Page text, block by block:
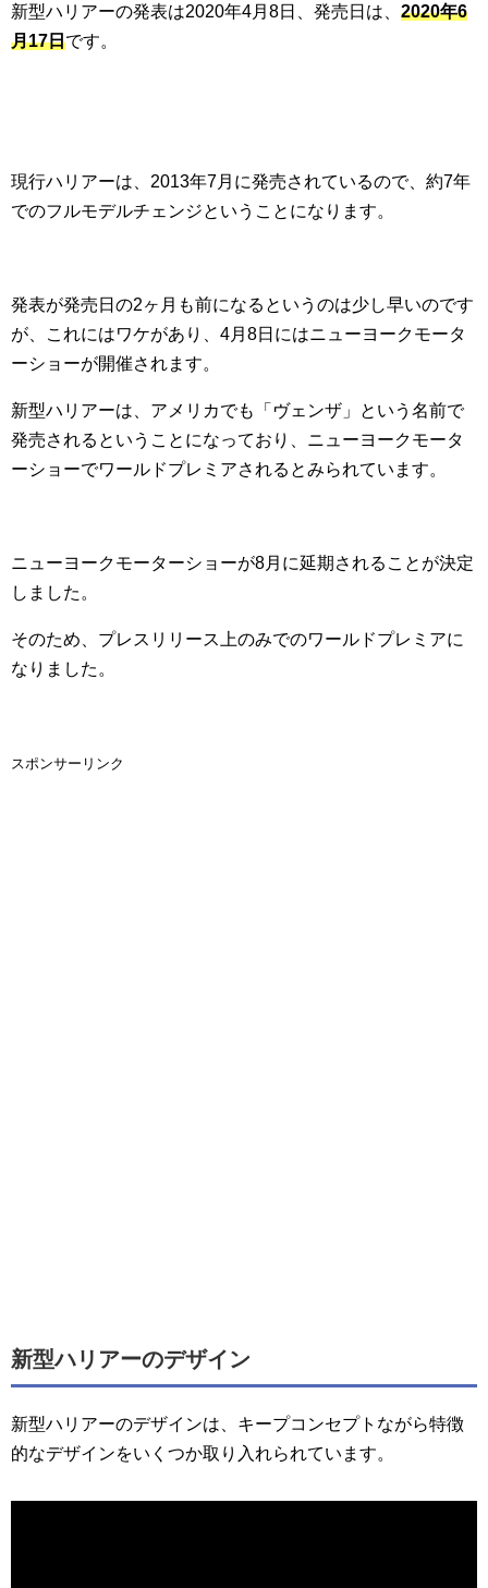
新型ハリアーの発表は2020年4月8日、発売日は、 2020年6
月17日です。
現行ハリアーは、2013年7月に発売されているので、約7年
でのフルモデルチェンジということになります。
発表が発売日の2ヶ月も前になるというのは少し早いのです
が、これにはワケがあり、4月8日にはニューヨークモータ
ーショーが開催されます。
新型ハリアーは、アメリカでも「ヴェンザ」という名前で
発売されるということになっており、ニューヨークモータ
ーショーでワールドプレミアされるとみられています。
ニューヨークモーターショーが8月に延期されることが決定
しました。
そのため、プレスリリース上のみでのワールドプレミアに
なりました。
スポンサーリンク
新型ハリアーのデザイン
新型ハリアーのデザインは、キープコンセプトながら特徴
的なデザインをいくつか取り入れられています。